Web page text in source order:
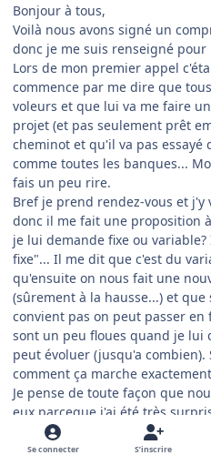
Bonjour à tous,
Voilà nous avons signé un
donc je me suis renseigné
Lors de mon premier appel
commence par me dire que
voleurs et que lui va me faire
projet (et pas seulement prêt
cheminot et qu'il va pas
comme toutes les banques...
fais un peu rire.
Bref je prend rendez-vous et j'y
donc il me fait une proposition
je lui demande fixe ou
fixe"... Il me dit que c'est du
qu'ensuite on nous fait une
(sûrement à la hausse...) et
convient pas on peut passer en
sont un peu floues quand je lui
peut évoluer (jusqu'a
comment ça marche
Je pense de toute façon que
eux parceque j'ai été très
immobilier de france" quand je
l'agence.
Se connecter S’inscrire